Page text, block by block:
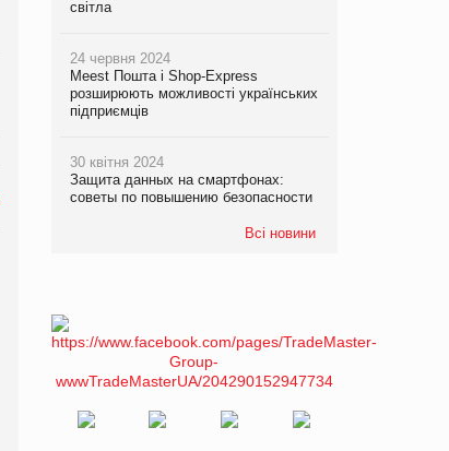
світла
24 червня 2024
Meest Пошта і Shop-Express
розширюють можливості українських
підприємців
30 квітня 2024
Защита данных на смартфонах:
советы по повышению безопасности
Всі новини